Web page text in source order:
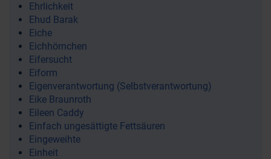
Ehrlichkeit
Ehud Barak
Eiche
Eichhörnchen
Eifersucht
Eiform
Eigenverantwortung (Selbstverantwortung)
Eike Braunroth
Eileen Caddy
Einfach ungesättigte Fettsäuren
Eingeweihte
Einheit